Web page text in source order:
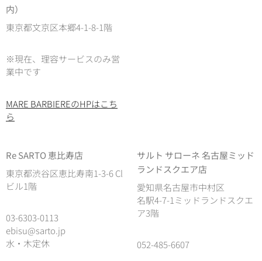
内）
東京都文京区本郷4-1-8-1階
※現在、理容サービスのみ営
業中です
MARE BARBIEREのHPはこち
ら
Re SARTO 恵比寿店
東京都渋谷区恵比寿南1-3-6 Cl
ビル1階
03-6303-0113
ebisu@sarto.jp
水・木定休
サルト サローネ 名古屋ミッド
ランドスクエア店
愛知県名古屋市中村区
名駅4-7-1ミッドランドスクエ
ア3階
052-485-6607